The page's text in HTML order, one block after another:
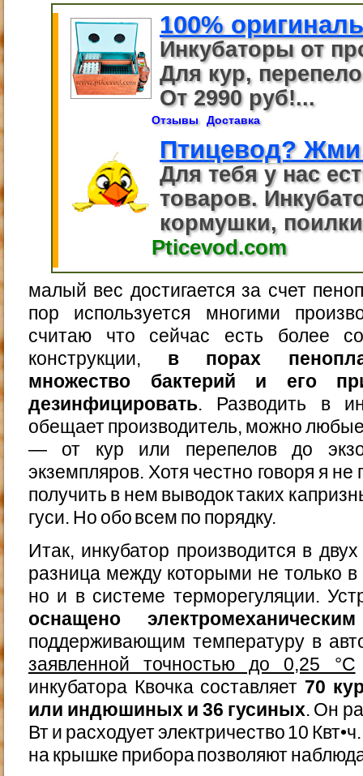
100%
Инкубаторы от
Для кур,
От 2990 руб!...
Отзывы Доставка
Птицевод?
Для тебя у нас
товаров.
кормушки,
Pticevod.com
малый вес достигается за счет
пор используется многими
считаю что сейчас есть более
конструкции, в порах
множество бактерий и его
дезинфицировать. Разводить в
обещает производитель, можно
— от кур или перепелов до
экземпляров. Хотя честно говоря я
получить в нем выводок таких
гуси. Но обо всем по порядку.
Итак, инкубатор производится в
разница между которыми не только
но и в системе терморегуляции.
оснащено
поддерживающим температуру в
заявленной точностью до 0,25 °C
инкубатора Квочка составляет 70
или индюшиных и 36 гусиных. Он
Вт и расходует электричество 10
на крышке прибора позволяют